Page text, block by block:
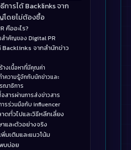
การได้ Backlinks จาก
โดยไม่ต้องซื้อ
คืออะไร?
สำคัญของ Digital PR
Backlinks จากสำนักข่าว
างเนื้อหาที่มีคุณค่า
ำความรู้จักกับนักข่าวและ
ณาธิการ
สารผ่านการส่งข่าวสาร
ารร่วมมือกับ influencer
ดทั่วไปและวิธีหลีกเลี่ยง
และตัวอย่างจริง
มเติมและแนวโน้ม
บบ่อย